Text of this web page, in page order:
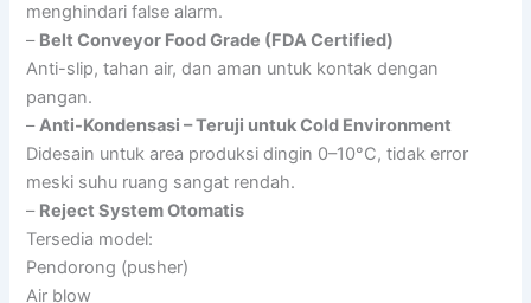
menghindari false alarm.
– Belt Conveyor Food Grade (FDA Certified)
Anti-slip, tahan air, dan aman untuk kontak dengan
pangan.
–Anti-Kondensasi – Teruji untuk Cold Environment
Didesain untuk area produksi dingin 0–10°C, tidak error
meski suhu ruang sangat rendah.
– Reject System Otomatis
Tersedia model:
Pendorong (pusher)
Air blow